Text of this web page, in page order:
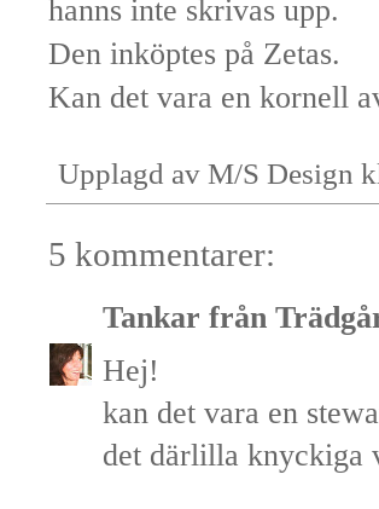
hanns inte skrivas upp.
Den inköptes på Zetas.
Kan det vara en kornell
Upplagd av M/S Design
5 kommentarer:
Tankar från
Hej!
kan det vara en
det därlilla knyckiga